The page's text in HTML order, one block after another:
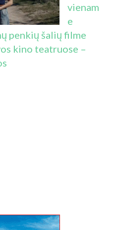
vienam
e
penkių šalių filme
kino teatruose –